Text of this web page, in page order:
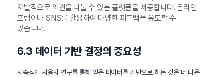
자발적으로 의견을 나눌 수 있는 플랫폼을 제공합니다. 온라인
포럼이나 SNS를 활용하여 다양한 피드백을 유도할 수
있습니다.
6.3 데이터 기반 결정의 중요성
지속적인 사용자 연구를 통해 얻은 데이터를 기반으로 하는 것은 더 나은